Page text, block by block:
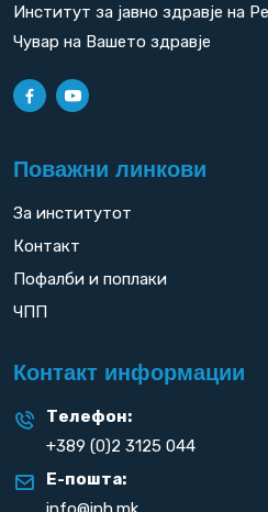
Институт за јавно здравје на
Чувар на Вашето здравје
Поважни линкови
За институтот
Контакт
Пофалби и поплаки
ЧПП
Контакт информации
Телефон:
+389 (0)2 3125 044
Е-пошта: